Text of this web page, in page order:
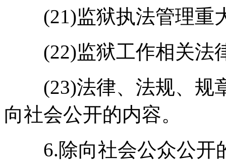
(21)监狱执法管理重
(22)监狱工作相关法
(23)法律、法规、规
向社会公开的内容。
6.除向社会公众公开